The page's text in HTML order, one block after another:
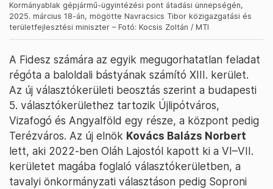
Kormányablak gépjármű-ügyintézési pont átadási ünnepségén,
2025. március 18-án, mögötte Navracsics Tibor közigazgatási és
területfejlesztési miniszter – Fotó: Kocsis Zoltán / MTI
A Fidesz számára az egyik megugorhatatlan feladat
régóta a baloldali bástyának számító XIII. kerület.
Az új választókerületi beosztás szerint a budapesti
5. választókerülethez tartozik Újlipótváros,
Vizafogó és Angyalföld egy része, a központ pedig
Terézváros. Az új elnök Kovács Balázs Norbert
lett, aki 2022-ben Oláh Lajostól kapott ki a VI–VII.
kerületet magába foglaló választókerületben, a
tavalyi önkormányzati választáson pedig Soproni